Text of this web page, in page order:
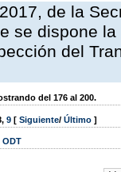
de la
se dispone
del
del 176 al 200.
, 9 [ Siguiente/ Último ]
ODT